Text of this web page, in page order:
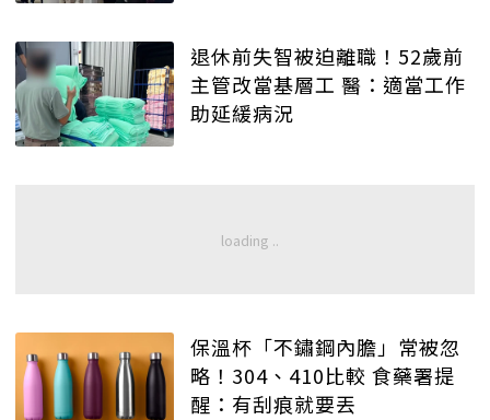
退休前失智被迫離職！52歲前
主管改當基層工 醫：適當工作
助延緩病況
保溫杯「不鏽鋼內膽」常被忽
略！304、410比較 食藥署提
醒：有刮痕就要丟